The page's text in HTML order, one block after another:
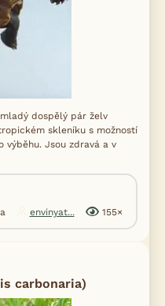
dospělý pár želv
skleníku s možností
výběhu. Jsou zdravá a v
envinyat... 155×
carbonaria)